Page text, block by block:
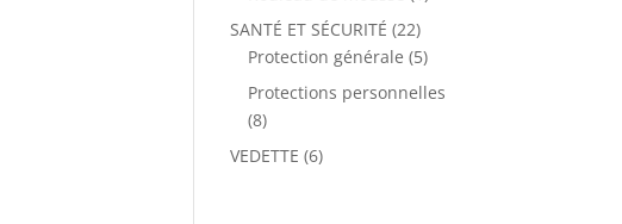
SANTÉ ET SÉCURITÉ (22)
Protection générale (5)
Protections personnelles
(8)
VEDETTE (6)